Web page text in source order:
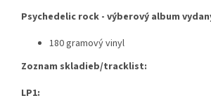
Psychedelic rock - výberový album
180 gramový vinyl
Zoznam skladieb/tracklist:
LP1: